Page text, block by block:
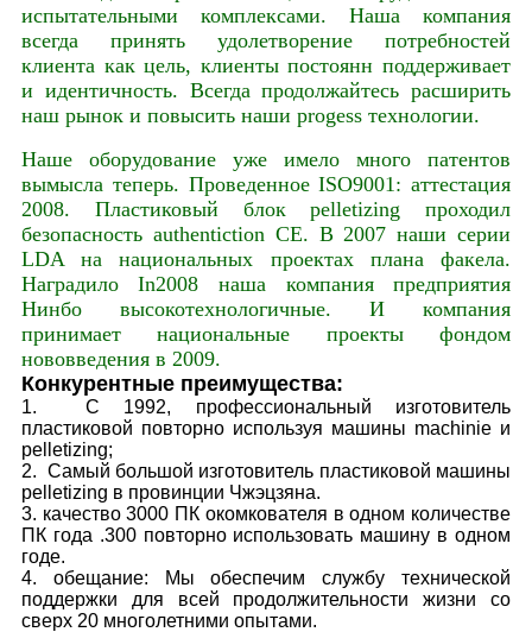
испытательными комплексами. Наша компания
всегда принять удолетворение потребностей
клиента как цель, клиенты постоянн поддерживает
и идентичность. Всегда продолжайтесь расширить
наш рынок и повысить наши progess технологии.
Наше оборудование уже имело много патентов
вымысла теперь. Проведенное ISO9001: аттестация
2008. Пластиковый блок pelletizing проходил
безопасность authentiction CE. В 2007 наши серии
LDA на национальных проектах плана факела.
Наградило In2008 наша компания предприятия
Нинбо высокотехнологичные. И компания
принимает национальные проекты фондом
нововведения в 2009.
Конкурентные преимущества:
1. С 1992, профессиональный изготовитель
пластиковой повторно используя машины machinie и
pelletizing;
2. Самый большой изготовитель пластиковой машины
pelletizing в провинции Чжэцзяна.
3. качество 3000 ПК окомкователя в одном количестве
ПК года .300 повторно использовать машину в одном
годе.
4. обещание: Мы обеспечим службу технической
поддержки для всей продолжительности жизни со
сверх 20 многолетними опытами.